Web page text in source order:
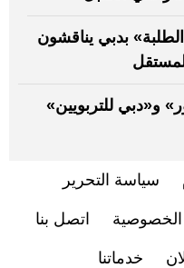
بدبي يناقشون
و«دبي للتربويين»
سياسة التحرير
اتصل بنا
خدماتنا